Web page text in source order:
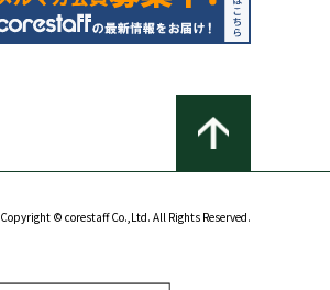
Copyright © corestaff Co.,Ltd. All Rights Reserved.